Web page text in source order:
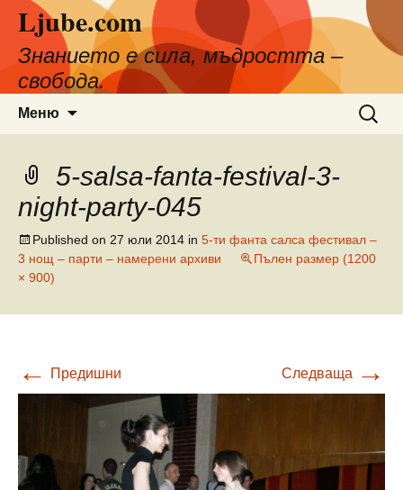
съдържанието
Ljube.com
Знанието е сила, мъдростта –
свобода.
Меню
за:
5-salsa-fanta-festival-3-
night-party-045
Published on 27 юли 2014 in 5-ти фанта салса фестивал –
3 нощ – парти – намерени архиви
Пълен размер (1200
× 900)
← Предишни Следваща →